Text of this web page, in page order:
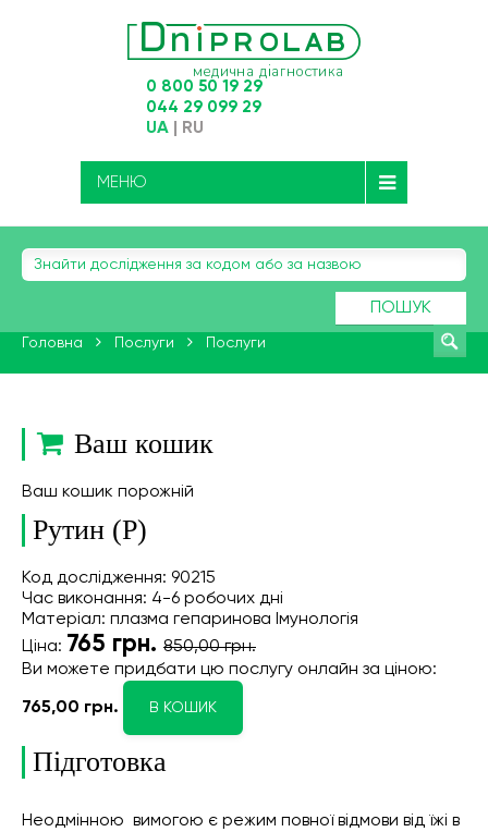
0 800 50 19 29
044 29 099 29
UA RU
МЕНЮ
ПОШУК
Головна Послуги Послуги
Ваш кошик
Ваш кошик порожній
Рутин (Р)
Код дослідження: 90215
Час виконання: 4-6 робочих дні
Матеріал: плазма гепаринова Імунологія
Ціна: 765 грн. 850,00 грн.
Ви можете придбати цю послугу онлайн за ціною:
765,00 грн. В КОШИК
Підготовка
Неодмінною вимогою є режим повної відмови від їжі в